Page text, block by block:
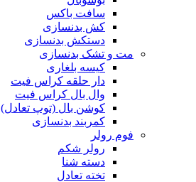
سافت باکس
کش بدنسازی
دستکش بدنسازی
مت و تشک بدنسازی
کیسه بلغاری
دار حلقه کراس فیت
وال بال کراس فیت
کوشن بال (توپ تعادل)
کمربند بدنسازی
فوم رولر
رولر شکم
دسته شنا
تخته تعادل